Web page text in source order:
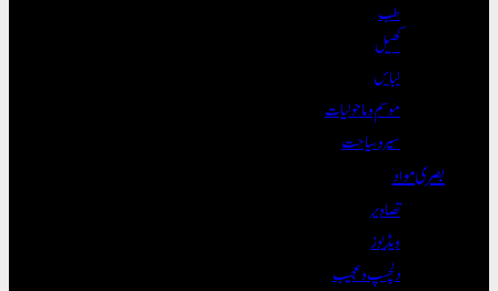
طب
کھیل
لباس
موسم و ماحولیات
سیر و سیاحت
بصری مواد
تصاویر
ویڈیوز
دلچسپ و عجیب